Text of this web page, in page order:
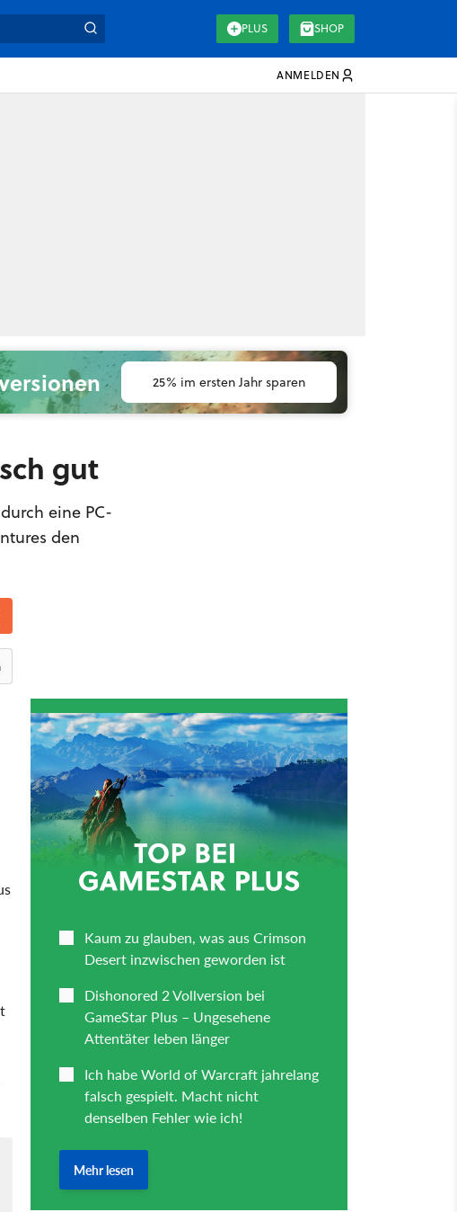
PLUS SHOP
ANMELDEN
25% im ersten Jahr sparen
gut
eine PC-
den